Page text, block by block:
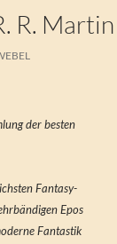
R.
der besten
Fantasy-
Epos
Fantastik